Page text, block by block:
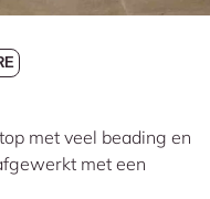
met veel beading en
met een
meer sexy maakt